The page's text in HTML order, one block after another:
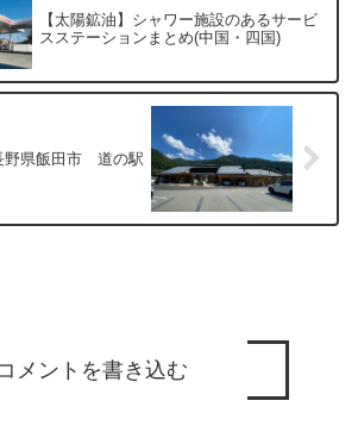
【太陽鉱油】シャワー施設のあるサービ
スステーションまとめ(中国・四国)
野県飯田市 道の駅
メントを書き込む